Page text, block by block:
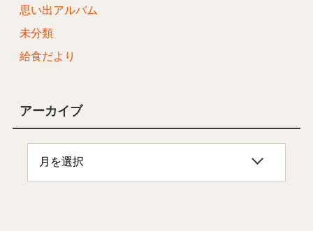
思い出アルバム
未分類
給食だより
アーカイブ